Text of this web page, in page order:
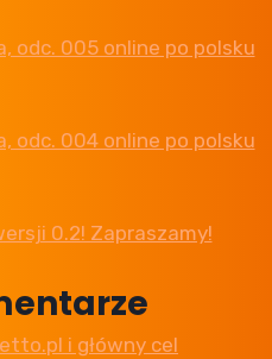
odc. 005 online po polsku
odc. 004 online po polsku
0.2! Zapraszamy!
i główny cel